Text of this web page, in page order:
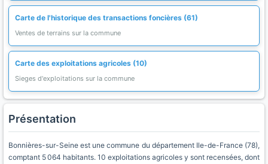
Carte de l'historique des transactions foncières (61)
Ventes de terrains sur la commune
Carte des exploitations agricoles (10)
Sieges d'exploitations sur la commune
Présentation
Bonnières-sur-Seine est une commune du département Ile-de-France (78),
comptant 5 064 habitants. 10 exploitations agricoles y sont recensées, dont